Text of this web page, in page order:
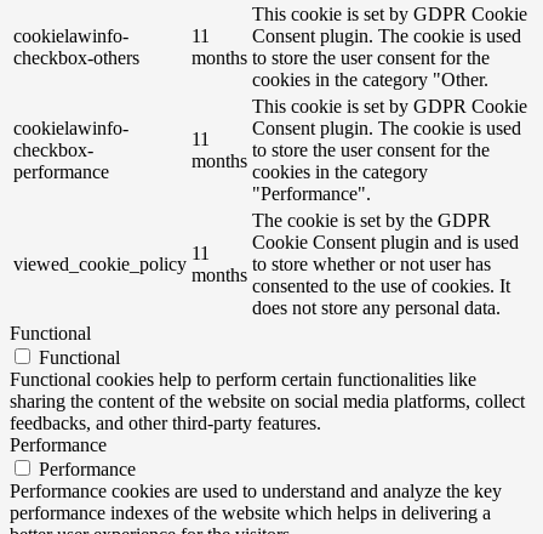
cookielawinfo-
checkbox-others
11
months
This cookie is set by GDPR Cookie
Consent plugin. The cookie is used
to store the user consent for the
cookies in the category "Other.
cookielawinfo-
checkbox-
performance
11
months
This cookie is set by GDPR Cookie
Consent plugin. The cookie is used
to store the user consent for the
cookies in the category
"Performance".
viewed_cookie_policy
11
months
The cookie is set by the GDPR
Cookie Consent plugin and is used
to store whether or not user has
consented to the use of cookies. It
does not store any personal data.
Functional
Functional
Functional cookies help to perform certain functionalities like
sharing the content of the website on social media platforms, collect
feedbacks, and other third-party features.
Performance
Performance
Performance cookies are used to understand and analyze the key
performance indexes of the website which helps in delivering a